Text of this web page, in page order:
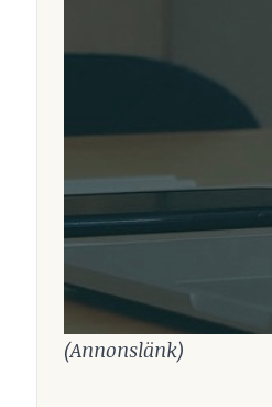
(Annonslänk)